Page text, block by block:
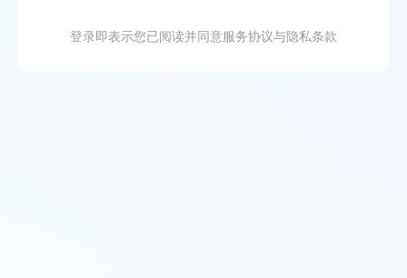
登录即表示您已阅读并同意服务协议与隐私条款